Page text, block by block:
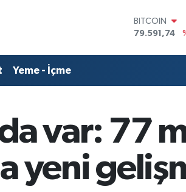
DOLAR
45,43620
BİST100
14.598,00
Yeme - İçme
var: 77
yeni